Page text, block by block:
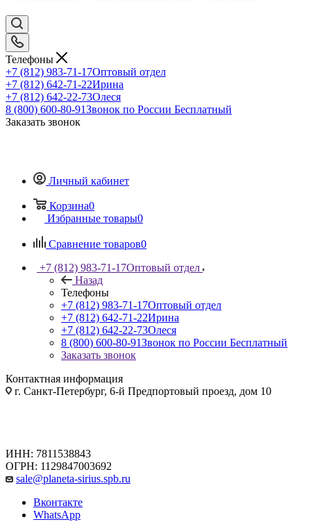
Телефоны
+7 (812) 983-71-17Оптовый отдел
+7 (812) 642-71-22Ирина
+7 (812) 642-22-73Олеся
8 (800) 600-80-91Звонок по России Бесплатный
Заказать звонок
Личный кабинет
Корзина0
Избранные товары0
Сравнение товаров0
+7 (812) 983-71-17Оптовый отдел
Назад
Телефоны
+7 (812) 983-71-17Оптовый отдел
+7 (812) 642-71-22Ирина
+7 (812) 642-22-73Олеся
8 (800) 600-80-91Звонок по России Бесплатный
Заказать звонок
Контактная информация
г. Санкт-Петербург, 6-й Предпортовый проезд, дом 10
ИНН: 7811538843
ОГРН: 1129847003692
sale@planeta-sirius.spb.ru
Вконтакте
WhatsApp